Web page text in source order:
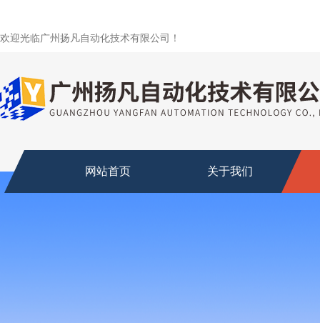
欢迎光临广州扬凡自动化技术有限公司！
网站首页 关于我们